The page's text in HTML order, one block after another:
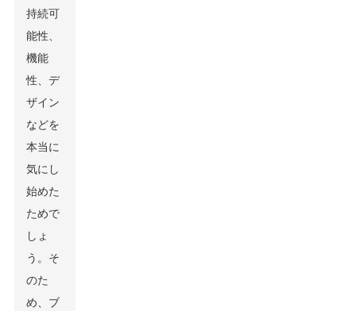
持続可
能性、
機能
性、デ
ザイン
などを
本当に
気にし
始めた
ためで
しょ
う。そ
のた
め、ブ